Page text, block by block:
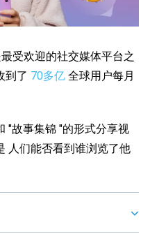
受欢迎的社交媒体平台之
到了 70多亿 全球用户每月
"故事集锦 "的形式分享视
人们能否看到谁浏览了他